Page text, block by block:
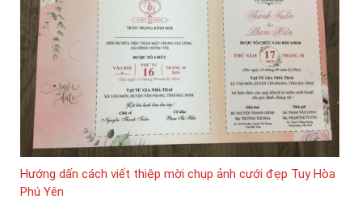
Hướng dấn cách viết thiệp mời chụp ảnh cưới đẹp Tuy Hòa
Phú Yên